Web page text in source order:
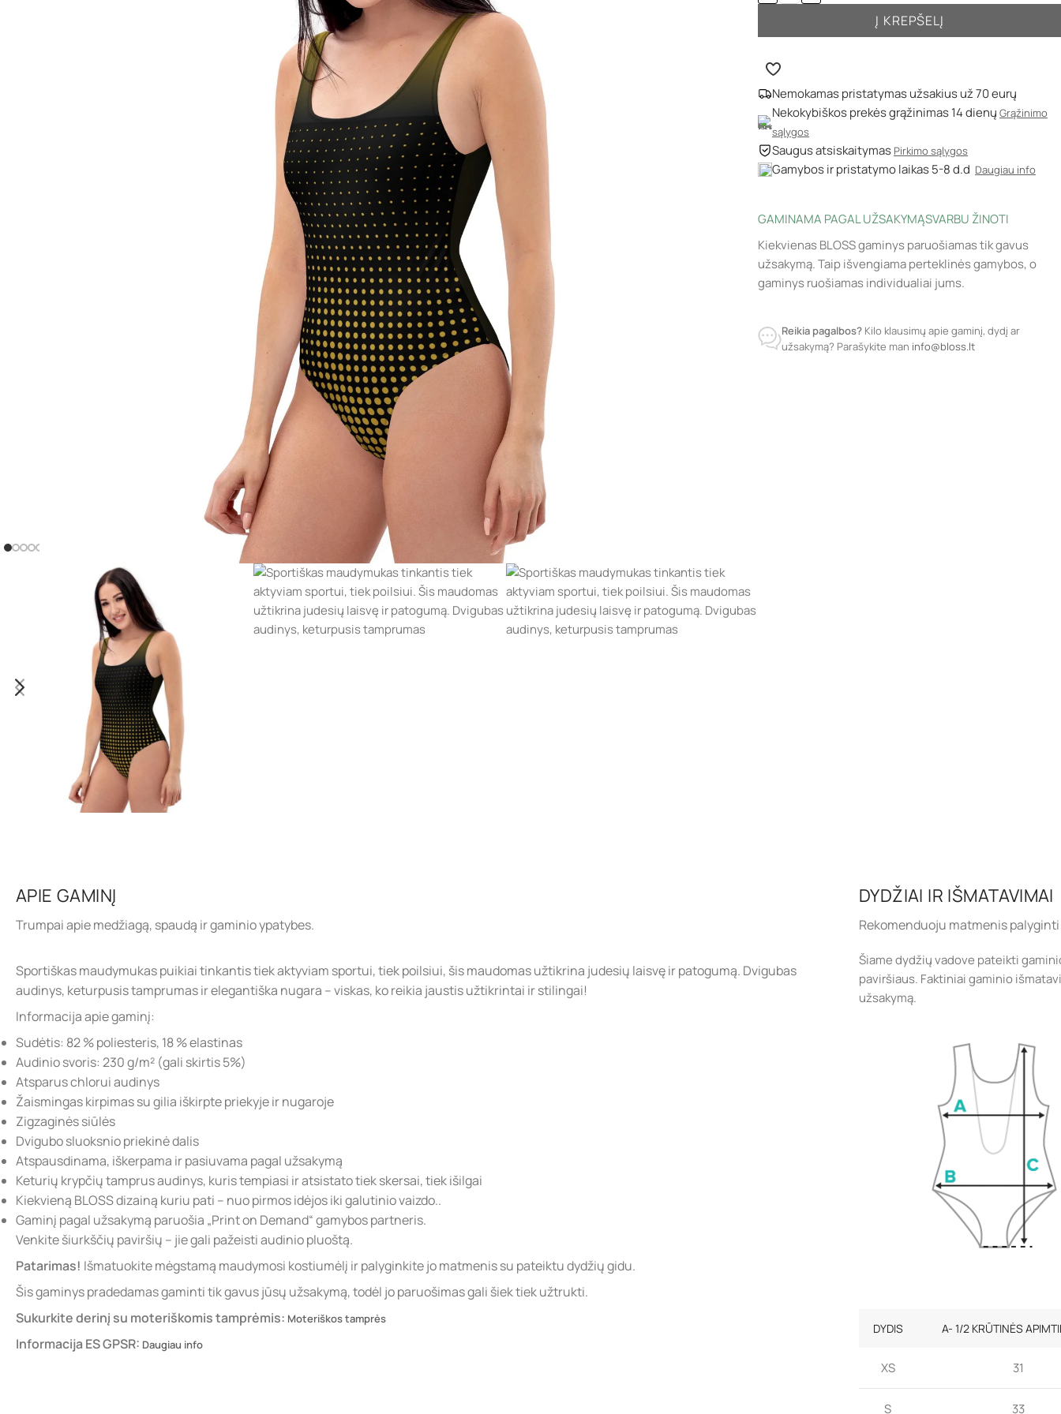
Į KREPŠELĮ
Nemokamas pristatymas užsakius už 70 eurų
Nekokybiškos prekės grąžinimas 14 dienų Grąžinimo
sąlygos
Saugus atsiskaitymas Pirkimo sąlygos
Gamybos ir pristatymo laikas 5-8 d.d Daugiau info
GAMINAMA PAGAL UŽSAKYMĄSVARBU ŽINOTI
Kiekvienas BLOSS gaminys paruošiamas tik gavus
užsakymą. Taip išvengiama perteklinės gamybos, o
gaminys ruošiamas individualiai jums.
Reikia pagalbos? Kilo klausimų apie gaminį, dydį ar
užsakymą? Parašykite man info@bloss.lt
APIE GAMINĮ
Trumpai apie medžiagą, spaudą ir gaminio ypatybes.
Sportiškas maudymukas puikiai tinkantis tiek aktyviam sportui, tiek poilsiui, šis maudomas užtikrina judesių laisvę ir patogumą. Dvigubas
audinys, keturpusis tamprumas ir elegantiška nugara – viskas, ko reikia jaustis užtikrintai ir stilingai!
Informacija apie gaminį:
Sudėtis: 82 % poliesteris, 18 % elastinas
Audinio svoris: 230 g/m² (gali skirtis 5%)
Atsparus chlorui audinys
Žaismingas kirpimas su gilia iškirpte priekyje ir nugaroje
Zigzaginės siūlės
Dvigubo sluoksnio priekinė dalis
Atspausdinama, iškerpama ir pasiuvama pagal užsakymą
Keturių krypčių tamprus audinys, kuris tempiasi ir atsistato tiek skersai, tiek išilgai
Kiekvieną BLOSS dizainą kuriu pati – nuo pirmos idėjos iki galutinio vaizdo..
Gaminį pagal užsakymą paruošia „Print on Demand“ gamybos partneris.
Venkite šiurkščių paviršių – jie gali pažeisti audinio pluoštą.
Patarimas! Išmatuokite mėgstamą maudymosi kostiumėlį ir palyginkite jo matmenis su pateiktu dydžių gidu.
Šis gaminys pradedamas gaminti tik gavus jūsų užsakymą, todėl jo paruošimas gali šiek tiek užtrukti.
Sukurkite derinį su moteriškomis tamprėmis: Moteriškos tamprės
Informacija ES GPSR: Daugiau info
DYDŽIAI IR IŠMATAVIMAI
Rekomenduoju matmenis
Šiame dydžių vadove pateikti
paviršiaus. Faktiniai gaminio
užsakymą.
DYDIS A- 1/2 KRŪTINĖS
XS 31
S 33